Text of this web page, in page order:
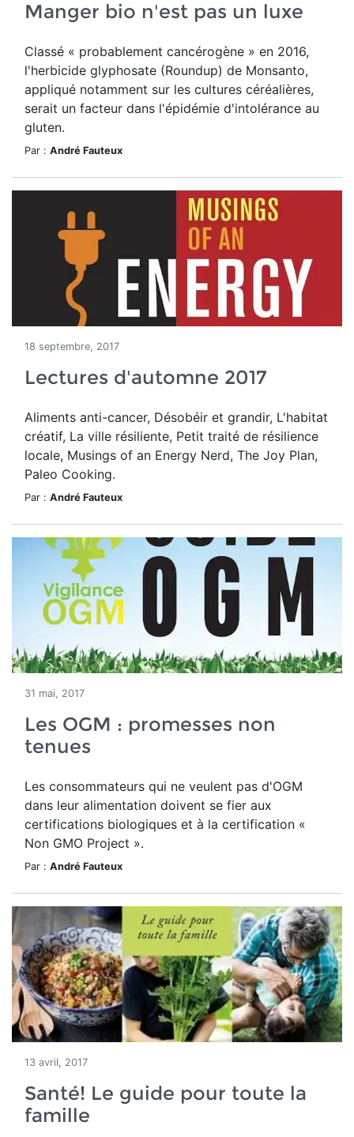
Manger bio n'est pas un luxe
Classé « probablement cancérogène » en 2016,
l'herbicide glyphosate (Roundup) de Monsanto,
appliqué notamment sur les cultures céréalières,
serait un facteur dans l'épidémie d'intolérance au
gluten.
Par : André Fauteux
18 septembre, 2017
Lectures d'automne 2017
Aliments anti-cancer, Désobéir et grandir, L'habitat
créatif, La ville résiliente, Petit traité de résilience
locale, Musings of an Energy Nerd, The Joy Plan,
Paleo Cooking.
Par : André Fauteux
31 mai, 2017
Les OGM : promesses non
tenues
Les consommateurs qui ne veulent pas d'OGM
dans leur alimentation doivent se fier aux
certifications biologiques et à la certification «
Non GMO Project ».
Par : André Fauteux
13 avril, 2017
Santé! Le guide pour toute la
famille